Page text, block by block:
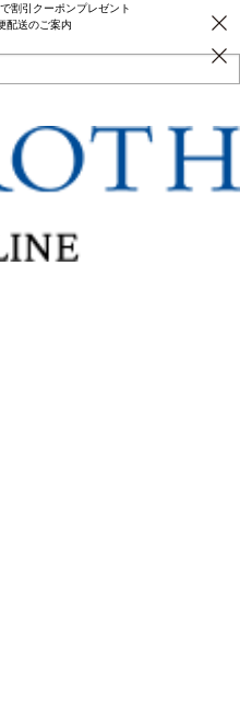
割引クーポンプレゼント
配送のご案内